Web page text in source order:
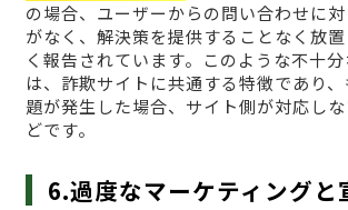
の場合、ユーザーからの問い合わせに
がなく、解決策を提供することなく放
く報告されています。このような不十
は、詐欺サイトに共通する特徴であり
題が発生した場合、サイト側が対応し
どです。
6.過度なマーケティングと